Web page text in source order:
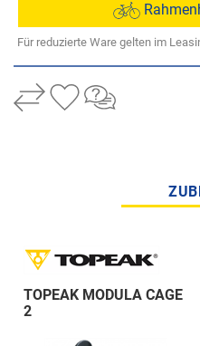
Für reduzierte Ware gelten im
TOPEAK MODULA CAGE
2